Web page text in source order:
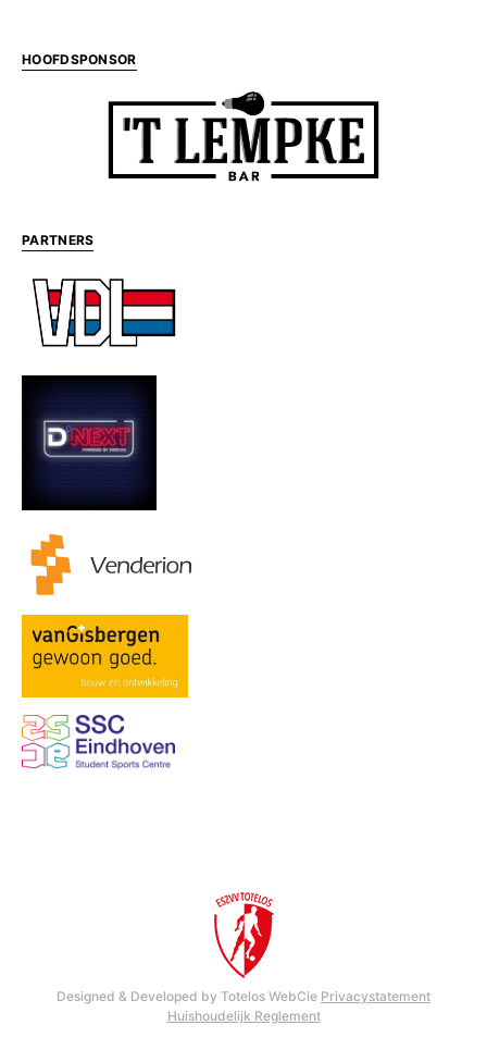
HOOFDSPONSOR
PARTNERS
Designed & Developed by Totelos WebCie Privacystatement
Huishoudelijk Reglement